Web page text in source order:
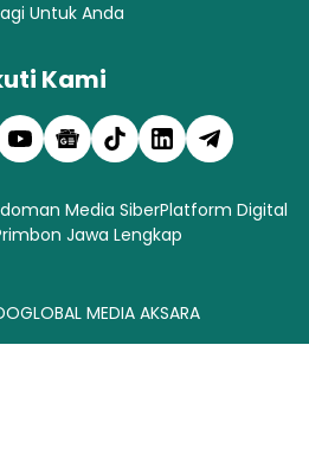
Untuk Anda
Kami
Media SiberPlatform Digital
Jawa Lengkap
MEDIA AKSARA